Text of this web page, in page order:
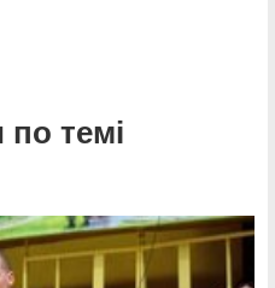
темі